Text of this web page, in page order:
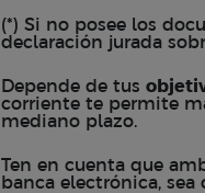
(*) Si no posee los
declaración jurada
Depende de tus
corriente te permite
mediano plazo.
Ten en cuenta que
banca electrónica,